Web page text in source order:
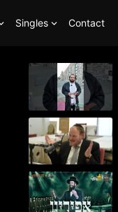
Singles Contact